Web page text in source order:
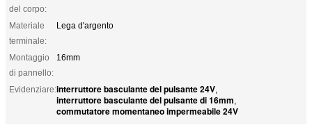
del corpo:
Materiale
terminale:
Lega d'argento
Montaggio
di pannello:
16mm
Evidenziare:interruttore basculante del pulsante 24V,
interruttore basculante del pulsante di 16mm,
commutatore momentaneo impermeabile 24V